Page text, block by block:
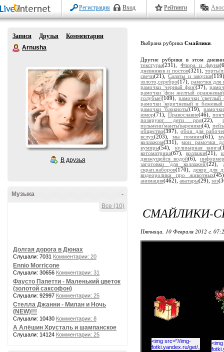
Регистрация Вход Рейтинги
Записи Друзья
Комментарии
Arnusha
В друзья
-
Музыка
Все (10)
Долгая дорога в Дюнах
Слушали: 7031 Комментарии: 20
Ennio Morricone
Слушали: 30656 Комментарии: 31
Фаусто Папетти - Маленький цветок
(золотой саксофон)
Слушали: 92997 Комментарии: 25
Стелла Джанни - Милан и Ночь
(NEW)!!!
Слушали: 10430 Комментарии: 8
А Алёшин Хрусталь и шампанское
Слушали: 14124 Комментарии: 25
Выбрана рубрика Смайлики
Другие рубрики в этом
текстуры(231), Флора и фауна
дневников и постов(321),
свечи(21),Салаты и закуски
золото,серебро(17), рамочки для
рамочки 'черный фон'(37),
рамочки 'фон желтый
голубые'(109), рамочки 'светлый
рамочки 'коричневый и
рамочки 'блокноты'(19),
юмор(71), Православие(46),
позируют дети png(22),
пельмени'манты'вареники(4),
общество(397),обои для
вслух(203),мы помним(61),
коллажом(331),мои рамочки
кумиры(54), кулинарная книга
котоматрица(67),коллажи(21),
движущейся водой(6),
заготовки 'для коллажей'(22),
скрап.наборов(170), декор для
видеоролики про животных
анимация(462), аватары(29), sos
СМАЙЛИКИ-
Пятница, 10 Февраля 2012 г.